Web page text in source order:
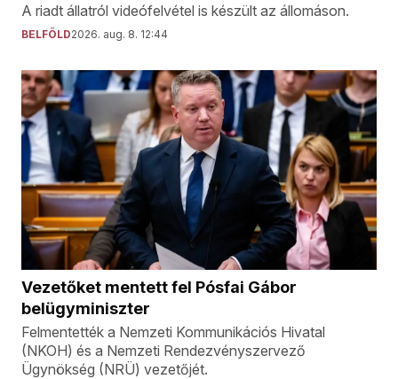
A riadt állatról videófelvétel is készült az állomáson.
BELFÖLD2026. aug. 8. 12:44
Vezetőket mentett fel Pósfai Gábor
belügyminiszter
Felmentették a Nemzeti Kommunikációs Hivatal
(NKOH) és a Nemzeti Rendezvényszervező
Ügynökség (NRÜ) vezetőjét.